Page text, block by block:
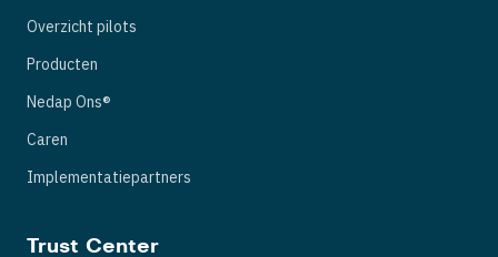
Overzicht pilots
Producten
Nedap Ons®
Caren
Implementatiepartners
Trust Center